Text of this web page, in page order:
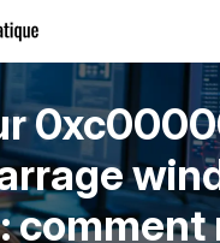
comment